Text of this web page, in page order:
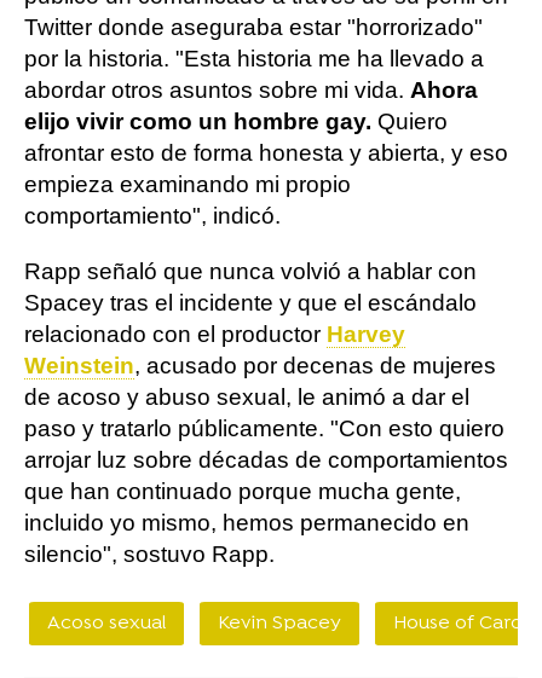
Twitter donde aseguraba estar "horrorizado"
por la historia. "Esta historia me ha llevado a
abordar otros asuntos sobre mi vida. Ahora
elijo vivir como un hombre gay. Quiero
afrontar esto de forma honesta y abierta, y eso
empieza examinando mi propio
comportamiento", indicó.
Rapp señaló que nunca volvió a hablar con
Spacey tras el incidente y que el escándalo
relacionado con el productor Harvey
Weinstein, acusado por decenas de mujeres
de acoso y abuso sexual, le animó a dar el
paso y tratarlo públicamente. "Con esto quiero
arrojar luz sobre décadas de comportamientos
que han continuado porque mucha gente,
incluido yo mismo, hemos permanecido en
silencio", sostuvo Rapp.
Acoso sexual Kevin Spacey House of Cards